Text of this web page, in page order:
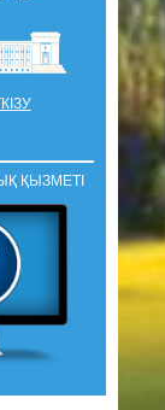
ҚЫЗМЕТІ